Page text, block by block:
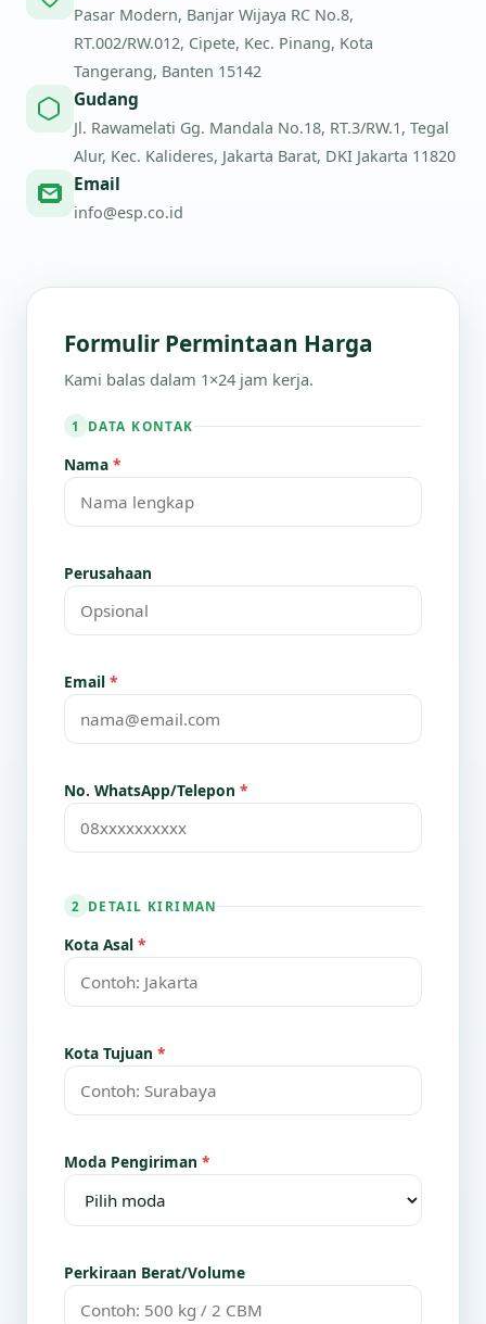
Pasar Modern, Banjar Wijaya RC No.8,
RT.002/RW.012, Cipete, Kec. Pinang, Kota
Tangerang, Banten 15142
Gudang
Jl. Rawamelati Gg. Mandala No.18, RT.3/RW.1, Tegal
Alur, Kec. Kalideres, Jakarta Barat, DKI Jakarta 11820
Email
info@esp.co.id
Formulir Permintaan Harga
Kami balas dalam 1×24 jam kerja.
1 DATA KONTAK
Nama *
Perusahaan
Email *
No. WhatsApp/Telepon *
2 DETAIL KIRIMAN
Kota Asal *
Kota Tujuan *
Moda Pengiriman *
Perkiraan Berat/Volume